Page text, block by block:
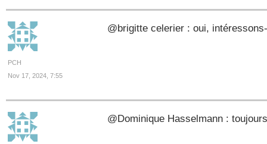
PCH
Nov 17, 2024, 7:55
@brigitte celerier : oui,
@Dominique Hasselmann :